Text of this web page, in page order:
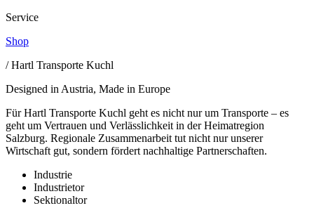
Service
Shop
/ Hartl Transporte Kuchl
Designed in Austria, Made in Europe
Für Hartl Transporte Kuchl geht es nicht nur um Transporte – es
geht um Vertrauen und Verlässlichkeit in der Heimatregion
Salzburg. Regionale Zusammenarbeit tut nicht nur unserer
Wirtschaft gut, sondern fördert nachhaltige Partnerschaften.
Industrie
Industrietor
Sektionaltor